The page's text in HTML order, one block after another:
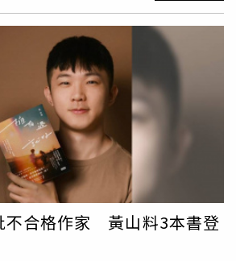
坐在彩虹獨角獸游泳圈的照片印象深
好漲啊！絕對是五星好評。」意外成為
及這段插曲，黃氏兄弟透露，當時是粉
觀看，得知多米多羅是透過電子書閱讀
送實體書給對方的念頭，希望對方能有
哲哲也分享，後來在《走鐘獎》現場巧
動上前打招呼，對方看到他還驚訝喊
留下不錯印象，因此如今也希望能將實
「不要讓他自己花錢買，我們送
，兩人始終抱持開放心態。瑋瑋表示，
，「有人喜歡，也會有人不喜歡，每
不合格作家 黃山料3本書登